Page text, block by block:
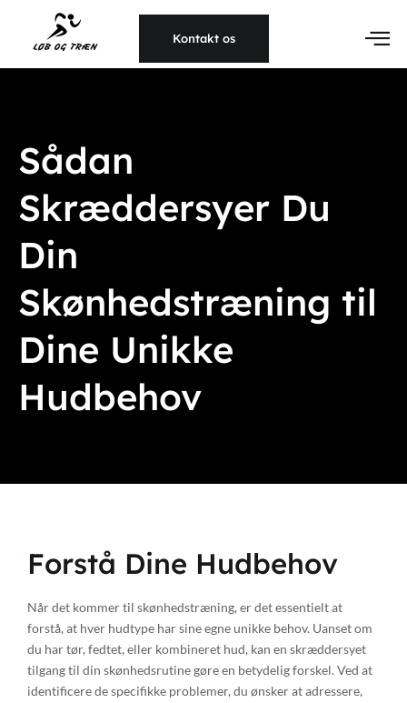
Kontakt os
Sådan
Skræddersyer Du
Din
Skønhedstræning til
Dine Unikke
Hudbehov
Forstå Dine Hudbehov
Når det kommer til skønhedstræning, er det essentielt at
forstå, at hver hudtype har sine egne unikke behov. Uanset om
du har tør, fedtet, eller kombineret hud, kan en skræddersyet
tilgang til din skønhedsrutine gøre en betydelig forskel. Ved at
identificere de specifikke problemer, du ønsker at adressere,